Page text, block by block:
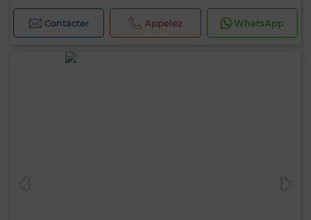
Contacter Appelez WhatsApp